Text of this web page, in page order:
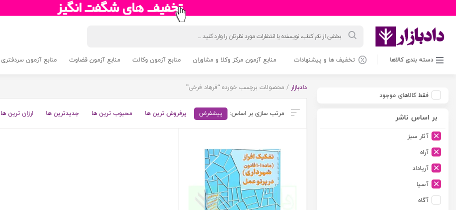
محصولات
دسته بندی کالاها تخفیف ها و پیشنهادات منابع آزمون مرکز وکلا و مشاوران منابع آزمون وکالت منابع آزمون قضاوت منابع آزمون سردفتری 1405
فقط کالاهای موجود
بر اساس ناشر
آثار سبز
آراه
آریاداد
آسیا
آگاه
دادبازار / محصولات برچسب خورده “فرهاد فرخی”
پیشفرض پرفروش ترین ها محبوب ترین ها جدیدترین ها ارزان ترین ها